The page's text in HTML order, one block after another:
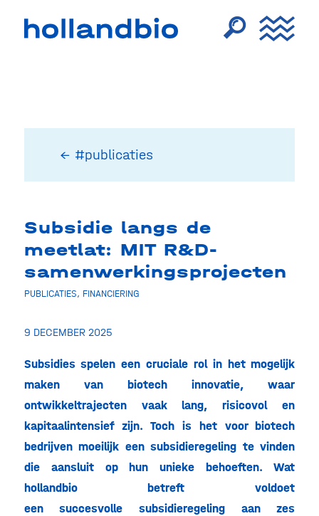
← #publicaties
Subsidie langs de
meetlat: MIT R&D-
samenwerkingsprojecten
PUBLICATIES, FINANCIERING
9 DECEMBER 2025
Subsidies spelen een cruciale rol in het mogelijk
maken van biotech innovatie, waar
ontwikkeltrajecten vaak lang, risicovol en
kapitaalintensief zijn. Toch is het voor biotech
bedrijven moeilijk een subsidieregeling te vinden
die aansluit op hun unieke behoeften. Wat
hollandbio betreft voldoet
een succesvolle subsidieregeling aan zes